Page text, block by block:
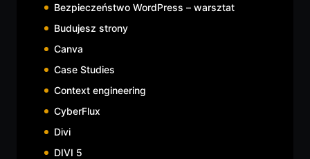
Bezpieczeństwo WordPress – warsztat
Budujesz strony
Canva
Case Studies
Context engineering
CyberFlux
Divi
DIVI 5